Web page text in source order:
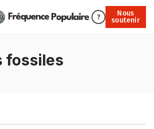
?
Nous
soutenir
Nous soutenir
fossiles